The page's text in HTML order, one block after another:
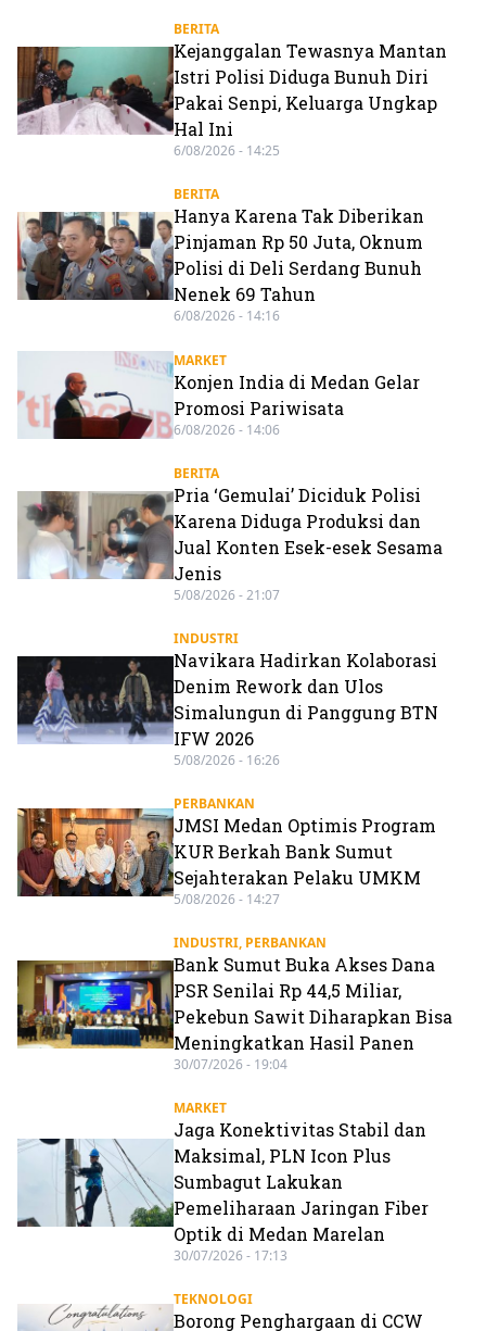
BERITA
Kejanggalan Tewasnya Mantan
Istri Polisi Diduga Bunuh Diri
Pakai Senpi, Keluarga Ungkap
Hal Ini
6/08/2026 - 14:25
BERITA
Hanya Karena Tak Diberikan
Pinjaman Rp 50 Juta, Oknum
Polisi di Deli Serdang Bunuh
Nenek 69 Tahun
6/08/2026 - 14:16
MARKET
Konjen India di Medan Gelar
Promosi Pariwisata
6/08/2026 - 14:06
BERITA
Pria ‘Gemulai’ Diciduk Polisi
Karena Diduga Produksi dan
Jual Konten Esek-esek Sesama
Jenis
5/08/2026 - 21:07
INDUSTRI
Navikara Hadirkan Kolaborasi
Denim Rework dan Ulos
Simalungun di Panggung BTN
IFW 2026
5/08/2026 - 16:26
PERBANKAN
JMSI Medan Optimis Program
KUR Berkah Bank Sumut
Sejahterakan Pelaku UMKM
5/08/2026 - 14:27
INDUSTRI, PERBANKAN
Bank Sumut Buka Akses Dana
PSR Senilai Rp 44,5 Miliar,
Pekebun Sawit Diharapkan Bisa
Meningkatkan Hasil Panen
30/07/2026 - 19:04
MARKET
Jaga Konektivitas Stabil dan
Maksimal, PLN Icon Plus
Sumbagut Lakukan
Pemeliharaan Jaringan Fiber
Optik di Medan Marelan
30/07/2026 - 17:13
TEKNOLOGI
Borong Penghargaan di CCW